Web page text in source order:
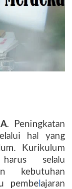
. Peningkatan
hal yang
Kurikulum
selalu
kebutuhan
pembel ajaran